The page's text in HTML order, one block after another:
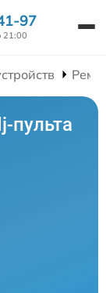
97
21:00
пульта